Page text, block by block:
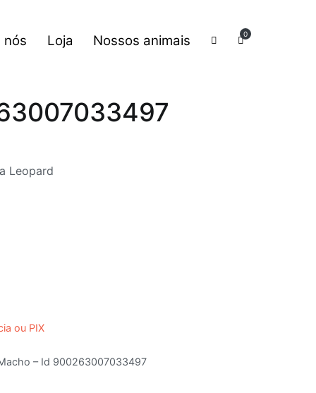
nós Loja Nossos animais 0
Leopard
ou PIX
– Id 900263007033497